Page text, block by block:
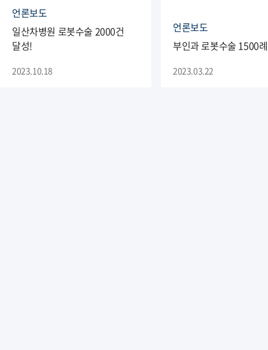
언론보도
일산차병원 로봇수술 2000건
달성!
2023.10.18
언론보도
부인과 로봇수술 1500
2023.03.22